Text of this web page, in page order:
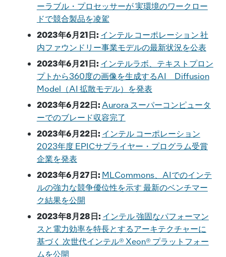
ーラブル・プロセッサーが 実環境のワークロー
ドで競合製品を凌駕
2023年6月21日: インテル コーポレーション 社
内ファウンドリー事業モデルの最新状況を公表
2023年6月21日: インテルラボ、テキストプロン
プトから360度の画像を生成するAI Diffusion
Model（AI 拡散モデル）を発表
2023年6月22日:Aurora スーパーコンピュータ
ーでのブレード収容完了
2023年6月22日: インテル コーポレーション
2023年度 EPICサプライヤー・プログラム受賞
企業を発表
2023年6月27日: MLCommons、AIでのインテ
ルの強力な競争優位性を示す 最新のベンチマー
ク結果を公開
2023年8月28日: インテル 強固なパフォーマン
スと電力効率を特長とするアーキテクチャーに
基づく 次世代インテル® Xeon® プラットフォー
ムを公開